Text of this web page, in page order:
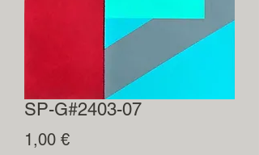
SP-G#2403-07
1,00 €Precio